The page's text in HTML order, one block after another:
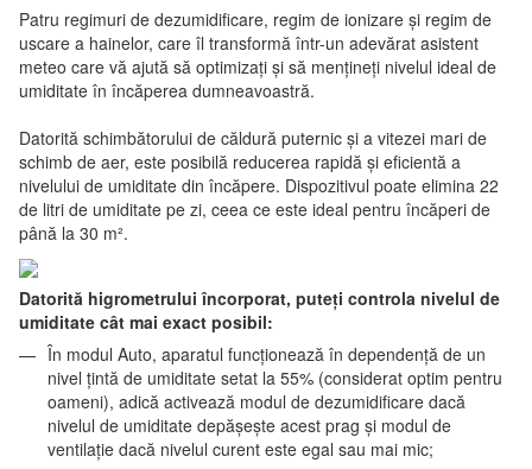
Patru regimuri de dezumidificare, regim de ionizare și regim de
uscare a hainelor, care îl transformă într-un adevărat asistent
meteo care vă ajută să optimizați și să mențineți nivelul ideal de
umiditate în încăperea dumneavoastră.
Datorită schimbătorului de căldură puternic și a vitezei mari de
schimb de aer, este posibilă reducerea rapidă și eficientă a
nivelului de umiditate din încăpere. Dispozitivul poate elimina 22
de litri de umiditate pe zi, ceea ce este ideal pentru încăperi de
până la 30 m².
Datorită higrometrului încorporat, puteți controla nivelul de
umiditate cât mai exact posibil:
În modul Auto, aparatul funcționează în dependență de un
nivel țintă de umiditate setat la 55% (considerat optim pentru
oameni), adică activează modul de dezumidificare dacă
nivelul de umiditate depășește acest prag și modul de
ventilație dacă nivelul curent este egal sau mai mic;